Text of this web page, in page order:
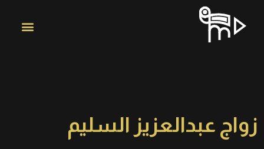
زواج عبدالعزيز السليم